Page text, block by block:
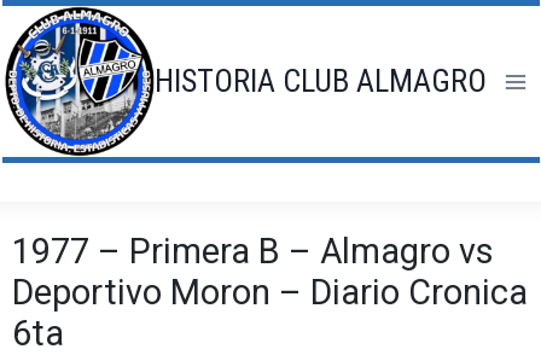
Saltar
al
contenido
HISTORIA CLUB ALMAGRO
1977 – Primera B – Almagro vs
Deportivo Moron – Diario Cronica
6ta